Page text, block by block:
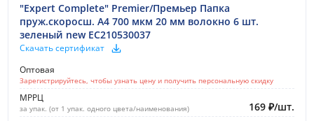
"Expert Complete" Premier/Премьер Папка
пруж.скоросш. A4 700 мкм 20 мм волокно 6 шт.
зеленый new EC210530037
Скачать сертификат
Оптовая
Зарегистрируйтесь, чтобы узнать цену и получить персональную скидку
МРРЦ
за упак. (от 1 упак. одного цвета/наименования) 169 ₽/шт.